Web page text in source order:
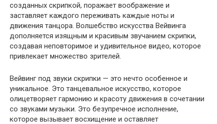
созданных скрипкой, поражает воображение и
заставляет каждого переживать каждые ноты и
движения танцора. Волшебство искусства Вейвинга
дополняется изящным и красивым звучанием скрипки,
создавая неповторимое и удивительное видео, которое
привлекает множество зрителей.
Вейвинг под звуки скрипки — это нечто особенное и
уникальное. Это танцевальное искусство, которое
олицетворяет гармонию и красоту движения в сочетании
со звуками музыки. Это безупречное исполнение,
которое вызывает восхищение и оставляет